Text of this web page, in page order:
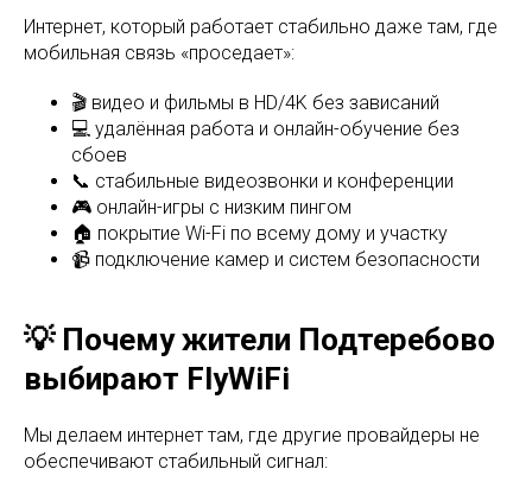
Интернет, который работает стабильно даже там, где
мобильная связь «проседает»:
🎬 видео и фильмы в HD/4K без зависаний
💻 удалённая работа и онлайн-обучение без
сбоев
📞 стабильные видеозвонки и конференции
🎮 онлайн-игры с низким пингом
🏠 покрытие Wi-Fi по всему дому и участку
📹 подключение камер и систем безопасности
💡 Почему жители Подтеребово
выбирают FlyWiFi
Мы делаем интернет там, где другие провайдеры не
обеспечивают стабильный сигнал: